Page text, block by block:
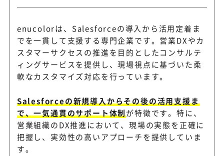
enucolorは、Salesforceの導入から活用定着ま
でを一貫して支援する専門企業です。営業DXやカ
スタマーサクセスの推進を目的としたコンサルテ
ィングサービスを提供し、現場視点に基づいた柔
軟なカスタマイズ対応を行っています。
Salesforceの新規導入からその後の活用支援ま
で、一気通貫のサポート体制が特徴です。特に、
営業組織のDX推進において、現場の実態を正確に
把握し、実効性の高いアプローチを提供していま
す。